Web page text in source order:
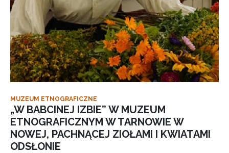
MUZEUM ETNOGRAFICZNE
„W BABCINEJ IZBIE” W MUZEUM
ETNOGRAFICZNYM W TARNOWIE W
NOWEJ, PACHNĄCEJ ZIOŁAMI I KWIATAMI
ODSŁONIE